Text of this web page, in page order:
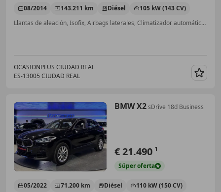
08/2014 143.211 km Diésel
105 kW (143 CV)
Llantas de aleación, Isofix, Airbags laterales, Climatizador automático, Baca, Aire Acondicionado, Control de tracción
OCASIONPLUS CIUDAD REAL
ES-13005 CIUDAD REAL
BMW X2sDrive 18d Business
€ 21.490 1
Súperoferta
05/2022 71.200 km Diésel
110 kW (150 CV)